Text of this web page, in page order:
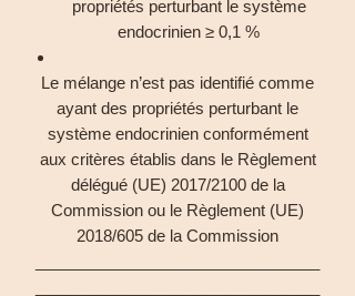
propriétés perturbant le système
endocrinien ≥ 0,1 %
Le mélange n’est pas identifié comme
ayant des propriétés perturbant le
système endocrinien conformément
aux critères établis dans le Règlement
délégué (UE) 2017/2100 de la
Commission ou le Règlement (UE)
2018/605 de la Commission